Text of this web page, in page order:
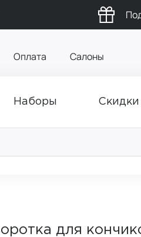
Оплата Салоны
Наборы Скидки
для